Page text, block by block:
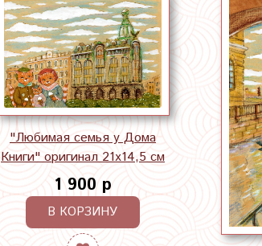
"Любимая семья у Дома
Книги" оригинал 21х14,5 см
1 900 р
В КОРЗИНУ